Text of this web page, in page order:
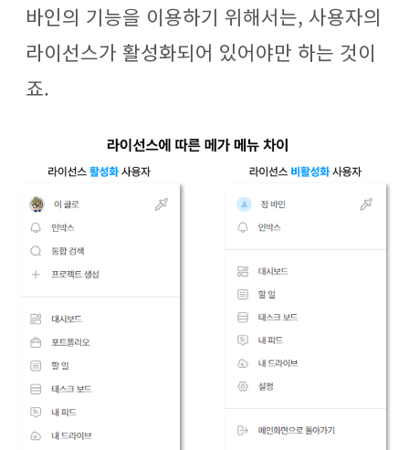
바인의 기능을 이용하기 위해서는, 사용자의
라이선스가 활성화되어 있어야만 하는 것이
죠.